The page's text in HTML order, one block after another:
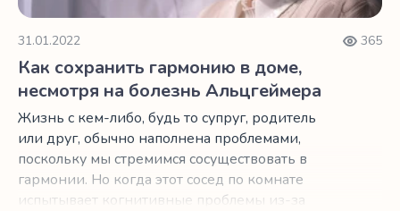
31.01.2022 365
Как сохранить гармонию в доме,
несмотря на болезнь Альцгеймера
Жизнь с кем-либо, будь то супруг, родитель
или друг, обычно наполнена проблемами,
поскольку мы стремимся сосуществовать в
гармонии. Но когда этот сосед по комнате
испытывает когнитивные проблемы из-за